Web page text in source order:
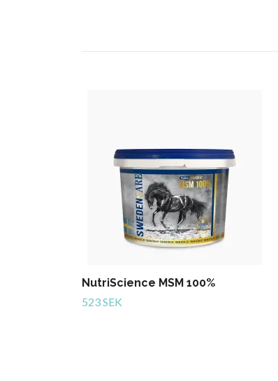
NutriScience MSM 100%
523 SEK